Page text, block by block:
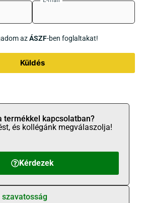
azÁSZF-ben foglaltakat!
Küldés
Kérdezek
termékkel kapcsolatban?
és kollégánk megválaszolja!